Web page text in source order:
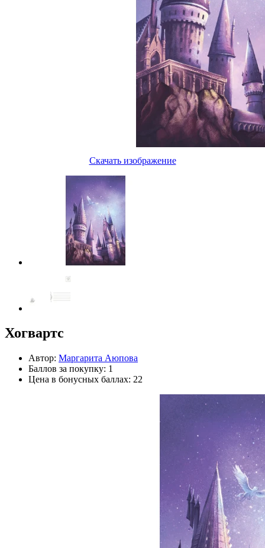
Скачать изображение
Хогвартс
Автор: Маргарита Аюпова
Баллов за покупку: 1
Цена в бонусных баллах: 22